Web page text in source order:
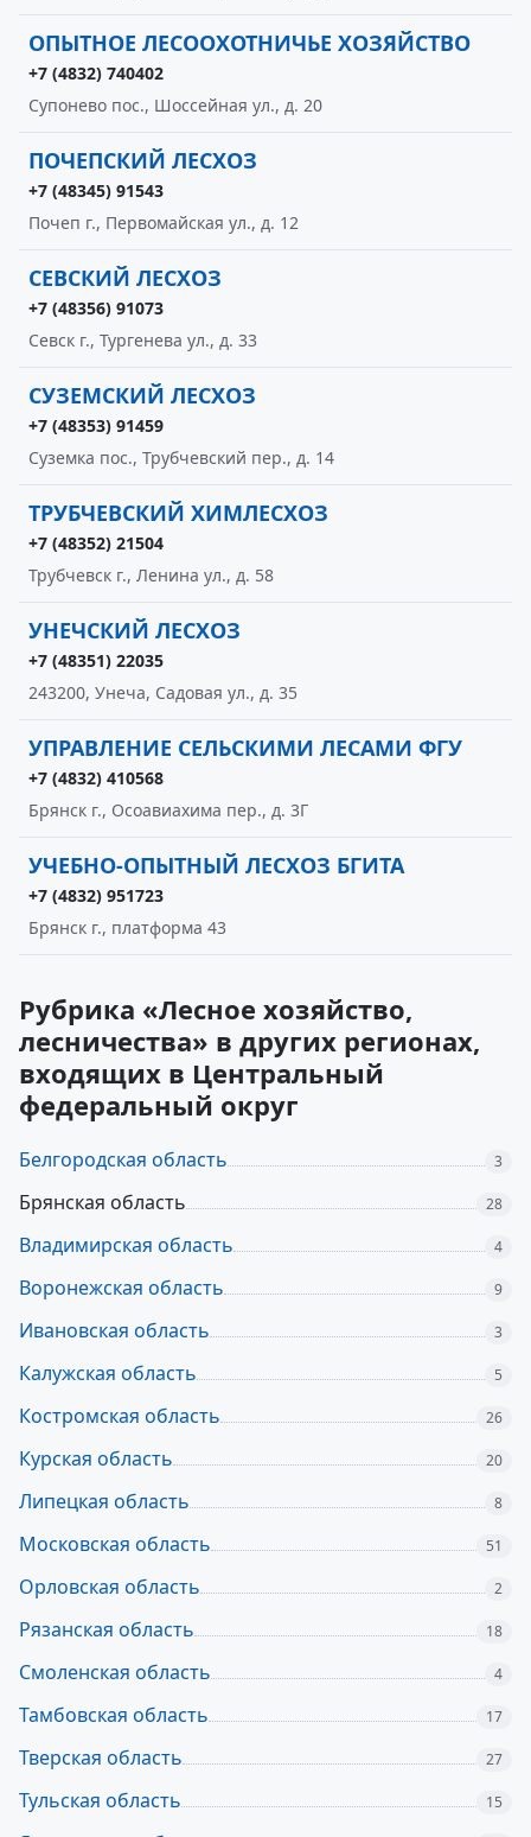
ОПЫТНОЕ ЛЕСООХОТНИЧЬЕ ХОЗЯЙСТВО
+7 (4832) 740402
Супонево пос., Шоссейная ул., д. 20
ПОЧЕПСКИЙ ЛЕСХОЗ
+7 (48345) 91543
Почеп г., Первомайская ул., д. 12
СЕВСКИЙ ЛЕСХОЗ
+7 (48356) 91073
Севск г., Тургенева ул., д. 33
СУЗЕМСКИЙ ЛЕСХОЗ
+7 (48353) 91459
Суземка пос., Трубчевский пер., д. 14
ТРУБЧЕВСКИЙ ХИМЛЕСХОЗ
+7 (48352) 21504
Трубчевск г., Ленина ул., д. 58
УНЕЧСКИЙ ЛЕСХОЗ
+7 (48351) 22035
243200, Унеча, Садовая ул., д. 35
УПРАВЛЕНИЕ СЕЛЬСКИМИ ЛЕСАМИ ФГУ
+7 (4832) 410568
Брянск г., Осоавиахима пер., д. 3Г
УЧЕБНО-ОПЫТНЫЙ ЛЕСХОЗ БГИТА
+7 (4832) 951723
Брянск г., платформа 43
Рубрика «Лесное хозяйство,
лесничества» в других регионах,
входящих в Центральный
федеральный округ
Белгородская область 3
Брянская область 28
Владимирская область 4
Воронежская область 9
Ивановская область 3
Калужская область 5
Костромская область 26
Курская область 20
Липецкая область 8
Московская область 51
Орловская область 2
Рязанская область 18
Смоленская область 4
Тамбовская область 17
Тверская область 27
Тульская область 15